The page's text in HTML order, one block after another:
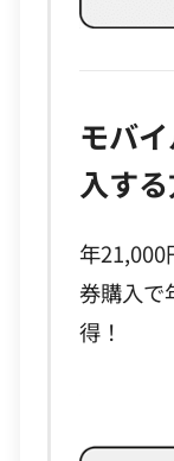
モバ
入す
年21,000
券購入で
得！